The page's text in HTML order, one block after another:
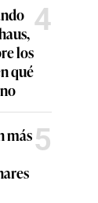
los
qué
4
más5